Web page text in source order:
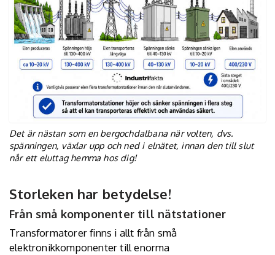
Det är nästan som en bergochdalbana när volten, dvs.
spänningen, växlar upp och ned i elnätet, innan den till slut
når ett eluttag hemma hos dig!
Storleken har betydelse!
Från små komponenter till nätstationer
Transformatorer finns i allt från små
elektronikkomponenter till enorma